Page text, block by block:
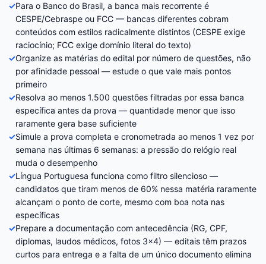
✓Para o Banco do Brasil, a banca mais recorrente é
CESPE/Cebraspe ou FCC — bancas diferentes cobram
conteúdos com estilos radicalmente distintos (CESPE exige
raciocínio; FCC exige domínio literal do texto)
✓Organize as matérias do edital por número de questões, não
por afinidade pessoal — estude o que vale mais pontos
primeiro
✓Resolva ao menos 1.500 questões filtradas por essa banca
específica antes da prova — quantidade menor que isso
raramente gera base suficiente
✓Simule a prova completa e cronometrada ao menos 1 vez por
semana nas últimas 6 semanas: a pressão do relógio real
muda o desempenho
✓Língua Portuguesa funciona como filtro silencioso —
candidatos que tiram menos de 60% nessa matéria raramente
alcançam o ponto de corte, mesmo com boa nota nas
específicas
✓Prepare a documentação com antecedência (RG, CPF,
diplomas, laudos médicos, fotos 3×4) — editais têm prazos
curtos para entrega e a falta de um único documento elimina